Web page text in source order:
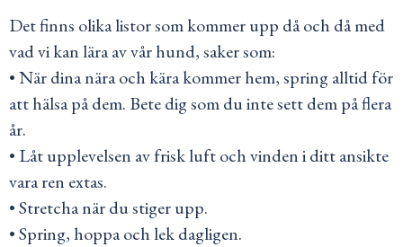
Det finns olika listor som kommer upp då och då med
vad vi kan lära av vår hund, saker som:
• När dina nära och kära kommer hem, spring alltid för
att hälsa på dem. Bete dig som du inte sett dem på flera
år.
• Låt upplevelsen av frisk luft och vinden i ditt ansikte
vara ren extas.
• Stretcha när du stiger upp.
• Spring, hoppa och lek dagligen.